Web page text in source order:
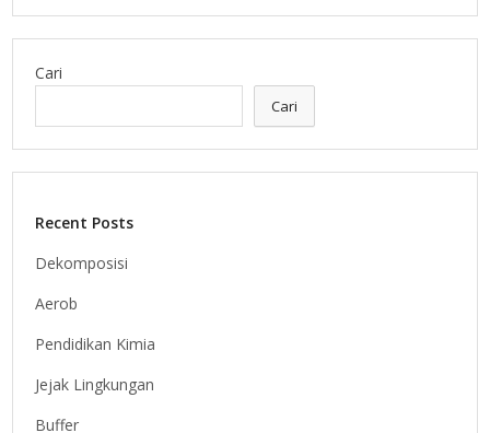
Cari
Cari
Recent Posts
Dekomposisi
Aerob
Pendidikan Kimia
Jejak Lingkungan
Buffer